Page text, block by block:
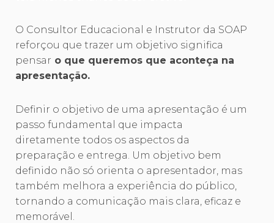
O Consultor Educacional e Instrutor da SOAP
reforçou que trazer um objetivo significa
pensar o que queremos que aconteça na
apresentação.
Definir o objetivo de uma apresentação é um
passo fundamental que impacta
diretamente todos os aspectos da
preparação e entrega. Um objetivo bem
definido não só orienta o apresentador, mas
também melhora a experiência do público,
tornando a comunicação mais clara, eficaz e
memorável.